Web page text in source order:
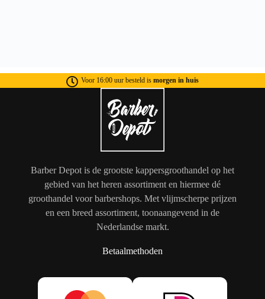
Voor 16:00 uur besteld is morgen in huis
Barber Depot is de grootste kappersgroothandel op het
gebied van het heren assortiment en hiermee dé
groothandel voor barbershops. Met vlijmscherpe prijzen
en een breed assortiment, toonaangevend in de
Nederlandse markt.
Betaalmethoden